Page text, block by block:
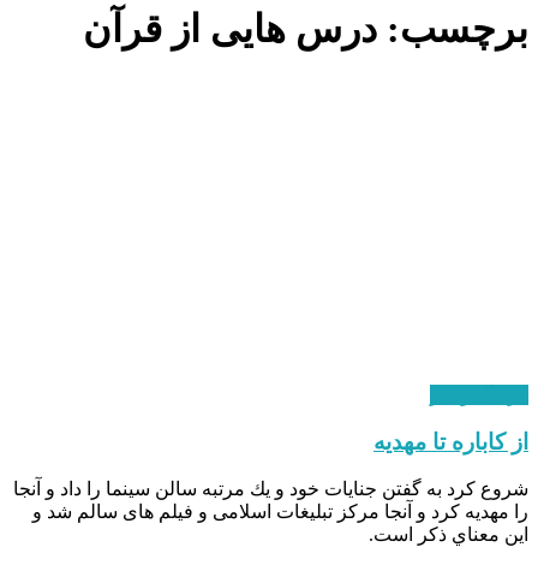
برچسب: درس هایی از قرآن
از کاباره تا مهدیه
شروع كرد به گفتن جنايات خود و يك مرتبه سالن سينما را داد و آنجا
را مهديه كرد و آنجا مركز تبليغات اسلامی و فيلم های سالم شد و
اين معناي ذکر است.